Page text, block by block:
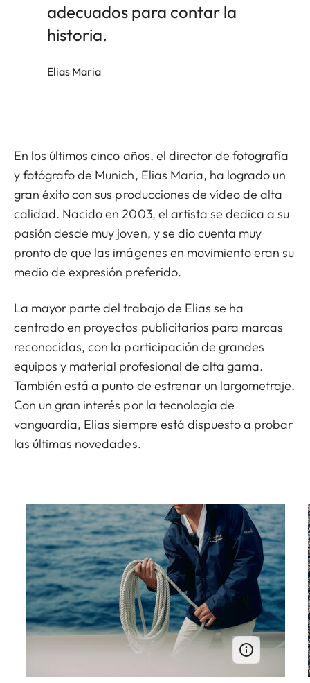
adecuados para contar la
historia.
Elias Maria
En los últimos cinco años, el director de fotografía
y fotógrafo de Munich, Elias Maria, ha logrado un
gran éxito con sus producciones de vídeo de alta
calidad. Nacido en 2003, el artista se dedica a su
pasión desde muy joven, y se dio cuenta muy
pronto de que las imágenes en movimiento eran su
medio de expresión preferido.
La mayor parte del trabajo de Elias se ha
centrado en proyectos publicitarios para marcas
reconocidas, con la participación de grandes
equipos y material profesional de alta gama.
También está a punto de estrenar un largometraje.
Con un gran interés por la tecnología de
vanguardia, Elias siempre está dispuesto a probar
las últimas novedades.